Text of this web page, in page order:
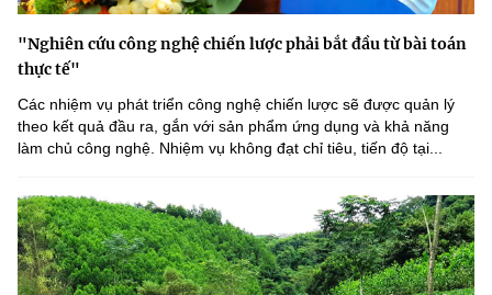
"Nghiên cứu công nghệ chiến lược phải bắt đầu từ bài toán
thực tế"
Các nhiệm vụ phát triển công nghệ chiến lược sẽ được quản lý
theo kết quả đầu ra, gắn với sản phẩm ứng dụng và khả năng
làm chủ công nghệ. Nhiệm vụ không đạt chỉ tiêu, tiến độ tại...